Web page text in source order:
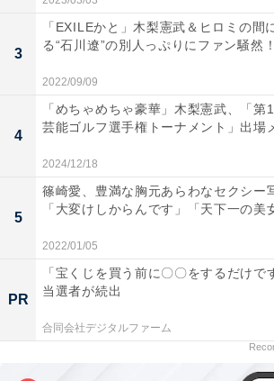
3
「EXILEかと」木梨憲武＆ヒロミの間
る“石川遼”の別人っぷりにファン騒然
2022/09/09
4
「めちゃめちゃ豪華」木梨憲武、「第
芸能ゴルフ選手権トーナメント」出場
2024/12/18
5
篠崎愛、豊満な胸元あらわなセクシー
「大変けしからんです」「天下一の美
2022/01/05
PR
「宝くじを買う前に〇〇をするだけで
当選者が続出
合同会社デジタルファーム